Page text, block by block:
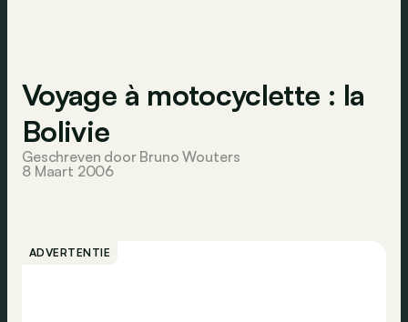
Voyage à motocyclette : la
Bolivie
Geschreven door Bruno Wouters
8 Maart 2006
ADVERTENTIE